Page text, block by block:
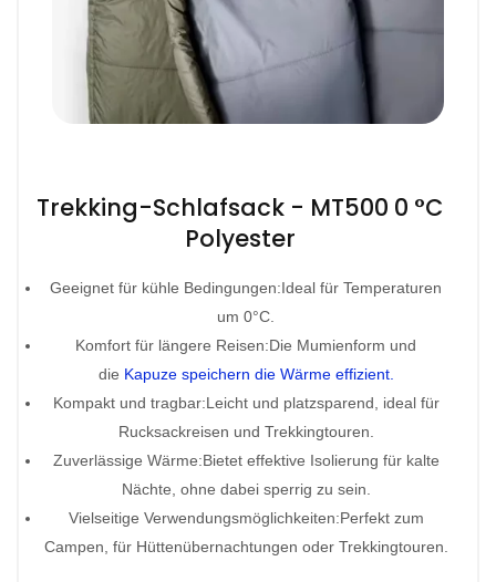
Trekking-Schlafsack - MT500 0 °C
Polyester
Geeignet für kühle Bedingungen:Ideal für Temperaturen
um 0°C.
Komfort für längere Reisen:Die Mumienform und
die Kapuze speichern die Wärme effizient.
Kompakt und tragbar:Leicht und platzsparend, ideal für
Rucksackreisen und Trekkingtouren.
Zuverlässige Wärme:Bietet effektive Isolierung für kalte
Nächte, ohne dabei sperrig zu sein.
Vielseitige Verwendungsmöglichkeiten:Perfekt zum
Campen, für Hüttenübernachtungen oder Trekkingtouren.